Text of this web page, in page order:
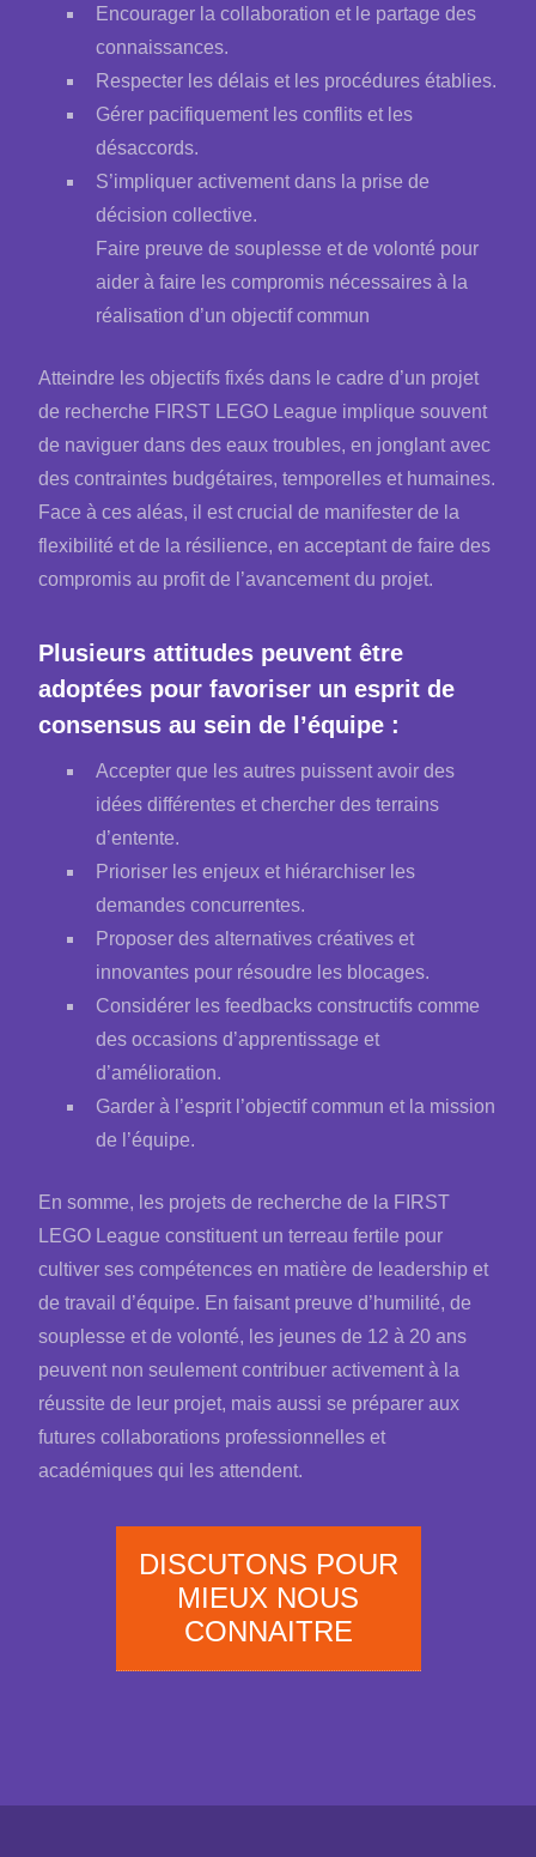
Encourager la collaboration et le partage des
connaissances.
Respecter les délais et les procédures établies.
Gérer pacifiquement les conflits et les
désaccords.
S’impliquer activement dans la prise de
décision collective.
Faire preuve de souplesse et de volonté pour
aider à faire les compromis nécessaires à la
réalisation d’un objectif commun
Atteindre les objectifs fixés dans le cadre d’un projet
de recherche FIRST LEGO League implique souvent
de naviguer dans des eaux troubles, en jonglant avec
des contraintes budgétaires, temporelles et humaines.
Face à ces aléas, il est crucial de manifester de la
flexibilité et de la résilience, en acceptant de faire des
compromis au profit de l’avancement du projet.
Plusieurs attitudes peuvent être
adoptées pour favoriser un esprit de
consensus au sein de l’équipe :
Accepter que les autres puissent avoir des
idées différentes et chercher des terrains
d’entente.
Prioriser les enjeux et hiérarchiser les
demandes concurrentes.
Proposer des alternatives créatives et
innovantes pour résoudre les blocages.
Considérer les feedbacks constructifs comme
des occasions d’apprentissage et
d’amélioration.
Garder à l’esprit l’objectif commun et la mission
de l’équipe.
En somme, les projets de recherche de la FIRST
LEGO League constituent un terreau fertile pour
cultiver ses compétences en matière de leadership et
de travail d’équipe. En faisant preuve d’humilité, de
souplesse et de volonté, les jeunes de 12 à 20 ans
peuvent non seulement contribuer activement à la
réussite de leur projet, mais aussi se préparer aux
futures collaborations professionnelles et
académiques qui les attendent.
DISCUTONS POUR
MIEUX NOUS
CONNAITRE